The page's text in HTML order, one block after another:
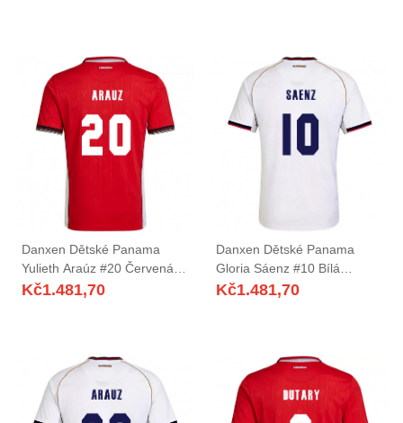
Danxen Dětské Panama
Yulieth Araúz #20 Červená
Hnědá Bílá Domů Hráčské
Kč1.481,70
Danxen Dětské Panama
Gloria Sáenz #10 Bílá
Červená Daleko Hráčské
Kč1.481,70